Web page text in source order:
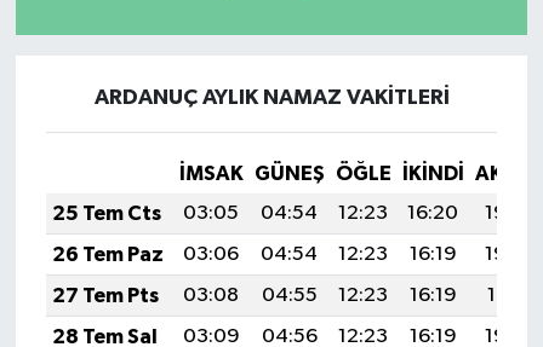
ARDANUÇ AYLIK NAMAZ VAKITLERI
İMSAK GÜNEŞ ÖĞLE İKINDI
25 Tem Cts
03:05 04:54 12:23 16:20
19:43
26 Tem Paz
03:06 04:54 12:23 16:19
19:42
27 Tem Pts
03:08 04:55 12:23 16:19
19:41
28 Tem Sal
03:09 04:56 12:23 16:19
19:40